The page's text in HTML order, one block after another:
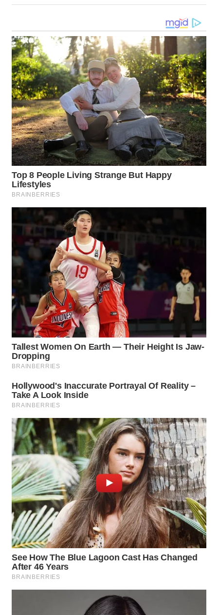
LESUNG
WN
KARO
WN
SIMALUNGUN
WN
LABUHANBATU
WN
TAPANULI
TENGAH
WN DELI
SERDANG
WN
TEBING
TINGGI
PAKPAK
WN
KARAWANG
WN
BEKASI
BOGOR
DEPOK
WN
TAPANULI
UTARA
WN
SAMOSIR
WN
PADANG
WN
SUMEDANG